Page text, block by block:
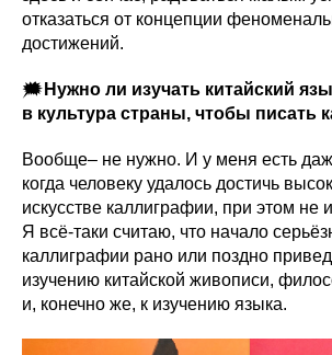
отказаться от концепции
достижений.
🗯 Нужно ли изучать китайский
в культура страны, чтобы писать
Вообще– не нужно. И у меня есть
когда человеку удалось достичь
искусстве каллиграфии, при этом не
Я всё-таки считаю, что начало
каллиграфии рано или поздно
изучению китайской живописи,
и, конечно же, к изучению языка.